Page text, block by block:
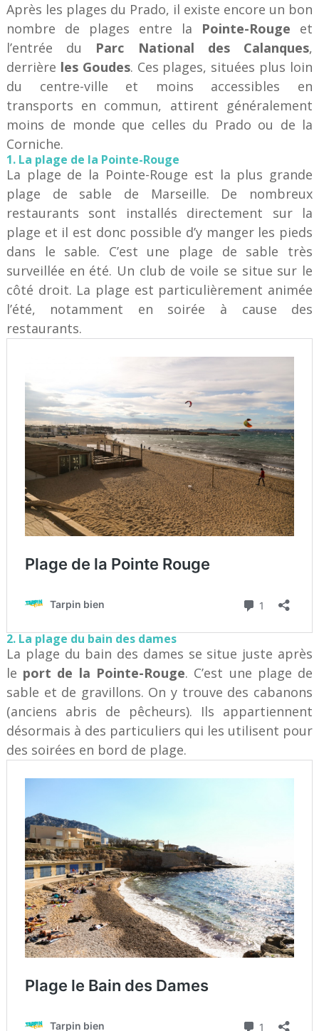
Après les plages du Prado, il existe encore un bon
nombre de plages entre la Pointe-Rouge et
l’entrée du Parc National des Calanques,
derrière les Goudes. Ces plages, situées plus loin
du centre-ville et moins accessibles en
transports en commun, attirent généralement
moins de monde que celles du Prado ou de la
Corniche.
1. La plage de la Pointe-Rouge
La plage de la Pointe-Rouge est la plus grande
plage de sable de Marseille. De nombreux
restaurants sont installés directement sur la
plage et il est donc possible d’y manger les pieds
dans le sable. C’est une plage de sable très
surveillée en été. Un club de voile se situe sur le
côté droit. La plage est particulièrement animée
l’été, notamment en soirée à cause des
restaurants.
2. La plage du bain des dames
La plage du bain des dames se situe juste après
le port de la Pointe-Rouge. C’est une plage de
sable et de gravillons. On y trouve des cabanons
(anciens abris de pêcheurs). Ils appartiennent
désormais à des particuliers qui les utilisent pour
des soirées en bord de plage.